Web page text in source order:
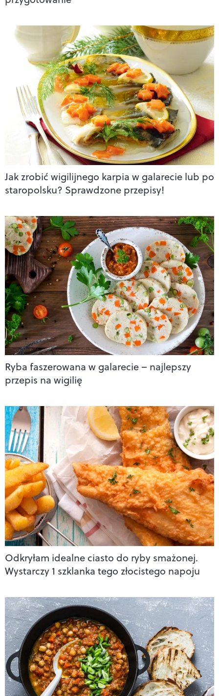
Jak zrobić wigilijnego karpia w galarecie lub po
staropolsku? Sprawdzone przepisy!
Ryba faszerowana w galarecie – najlepszy
przepis na wigilię
Odkryłam idealne ciasto do ryby smażonej.
Wystarczy 1 szklanka tego złocistego napoju